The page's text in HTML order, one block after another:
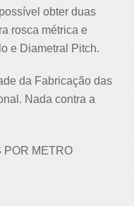
obter duas
rosca métrica e
e Diametral Pitch.
da Fabricação das
Nada contra a
POR METRO